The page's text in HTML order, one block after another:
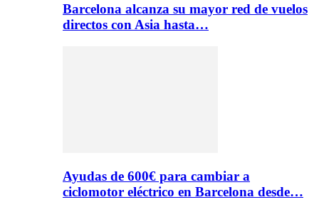
Barcelona alcanza su mayor red de vuelos
directos con Asia hasta…
Ayudas de 600€ para cambiar a
ciclomotor eléctrico en Barcelona desde…